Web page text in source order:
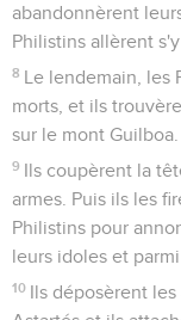
abandonnèrent
Philistins allèrent
8 Le lendemain, les
morts, et ils
sur le mont Guilboa.
9 Ils coupèrent la
armes. Puis ils les
Philistins pour
leurs idoles et
10 Ils déposèrent